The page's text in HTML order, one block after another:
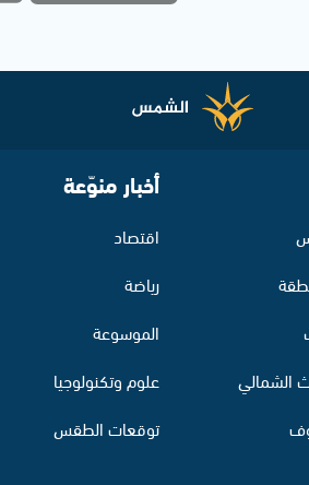
الشمالي
أخبار منوّعة
اقتصاد
رياضة
الموسوعة
علوم وتكنولوجيا
توقعات الطقس